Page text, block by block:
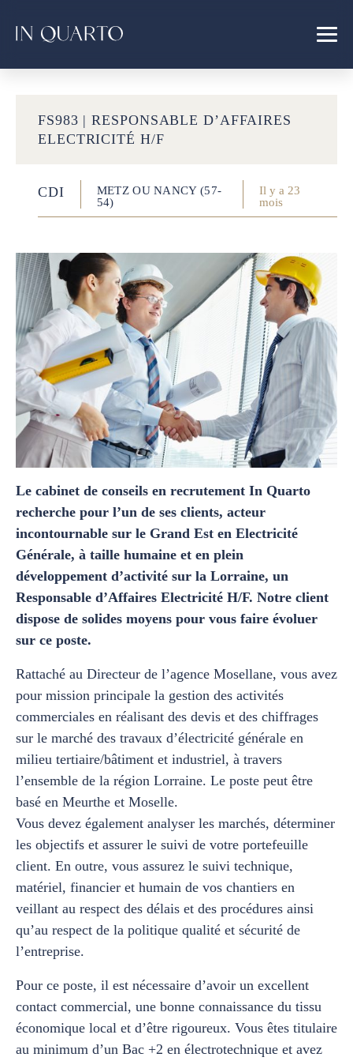
FS983 | RESPONSABLE D’AFFAIRES
ELECTRICITÉ H/F
CDI
METZ OU NANCY (57-
54)
Il y a 23
mois
Le cabinet de conseils en recrutement In Quarto
recherche pour l’un de ses clients, acteur
incontournable sur le Grand Est en Electricité
Générale, à taille humaine et en plein
développement d’activité sur la Lorraine, un
Responsable d’Affaires Electricité H/F. Notre client
dispose de solides moyens pour vous faire évoluer
sur ce poste.
Rattaché au Directeur de l’agence Mosellane, vous avez
pour mission principale la gestion des activités
commerciales en réalisant des devis et des chiffrages
sur le marché des travaux d’électricité générale en
milieu tertiaire/bâtiment et industriel, à travers
l’ensemble de la région Lorraine. Le poste peut être
basé en Meurthe et Moselle.
Vous devez également analyser les marchés, déterminer
les objectifs et assurer le suivi de votre portefeuille
client. En outre, vous assurez le suivi technique,
matériel, financier et humain de vos chantiers en
veillant au respect des délais et des procédures ainsi
qu’au respect de la politique qualité et sécurité de
l’entreprise.
Pour ce poste, il est nécessaire d’avoir un excellent
contact commercial, une bonne connaissance du tissu
économique local et d’être rigoureux. Vous êtes titulaire
au minimum d’un Bac +2 en électrotechnique et avez